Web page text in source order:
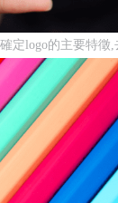
定logo的主要特徵,